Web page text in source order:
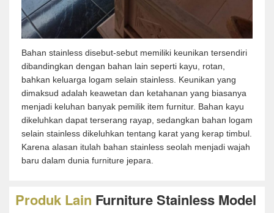
Bahan stainless disebut-sebut memiliki keunikan tersendiri
dibandingkan dengan bahan lain seperti kayu, rotan,
bahkan keluarga logam selain stainless. Keunikan yang
dimaksud adalah keawetan dan ketahanan yang biasanya
menjadi keluhan banyak pemilik item furnitur. Bahan kayu
dikeluhkan dapat terserang rayap, sedangkan bahan logam
selain stainless dikeluhkan tentang karat yang kerap timbul.
Karena alasan itulah bahan stainless seolah menjadi wajah
baru dalam dunia furniture jepara.
Produk Lain Furniture Stainless Model